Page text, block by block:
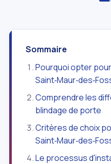
Sommaire
Pourquoi opter
Comprendre les
blindage de porte
Critères de choix
Le processus